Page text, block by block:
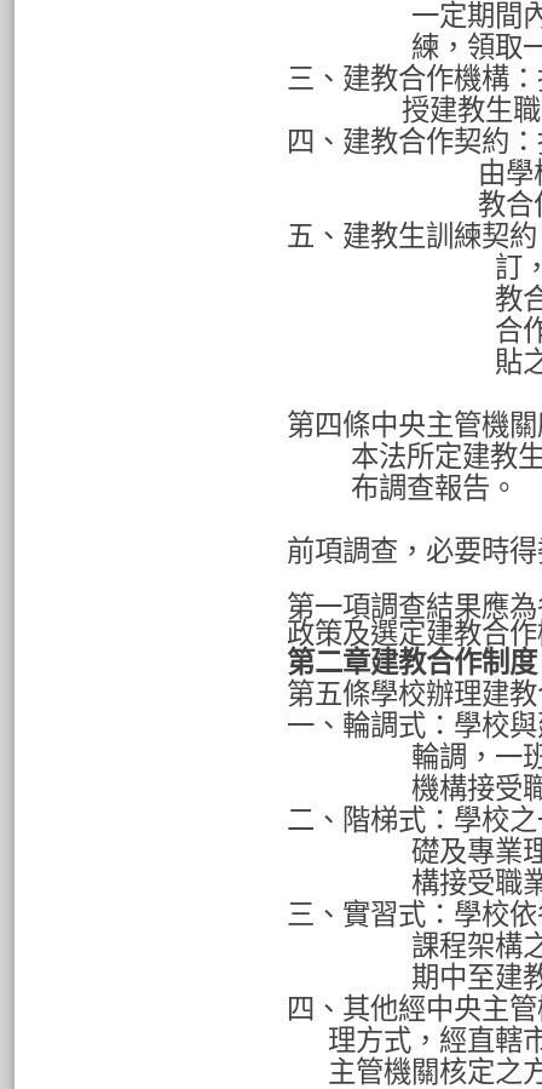
一定期間
練，領取
三、建教合作機構
授建教生
四、建教合作契約
由
教合
五、建教生訓練契
訂
教
合
貼
第四條中央主管機
本法所定建教
布調查報告。
前項調查，必要時
第一項調查結果應
政策及選定建教合
第二章建教合作制度
第五條學校辦理建
一、輪調式：學校
輪調，一
機構接受
二、階梯式：學校
礎及專業
構接受職
三、實習式：學校
課程架構
期中至建
四、其他經中央主
理方式，經直轄
主管機關核定之